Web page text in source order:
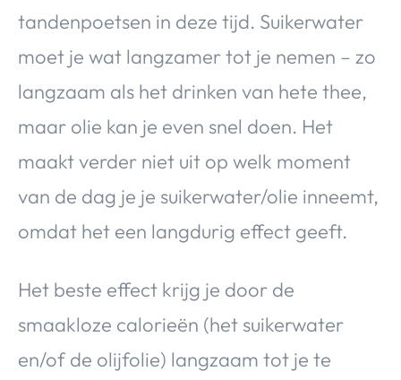
tandenpoetsen in deze tijd. Suikerwater
moet je wat langzamer tot je nemen – zo
langzaam als het drinken van hete thee,
maar olie kan je even snel doen. Het
maakt verder niet uit op welk moment
van de dag je je suikerwater/olie inneemt,
omdat het een langdurig effect geeft.
Het beste effect krijg je door de
smaakloze calorieën (het suikerwater
en/of de olijfolie) langzaam tot je te